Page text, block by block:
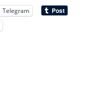
Telegram